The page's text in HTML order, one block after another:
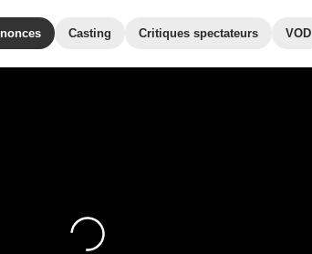
Casting Critiques spectateurs VOD